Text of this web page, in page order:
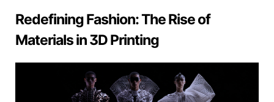
Redefining Fashion: The Rise of
Materials in 3D Printing